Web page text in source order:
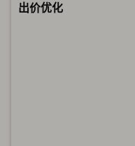
出价优化